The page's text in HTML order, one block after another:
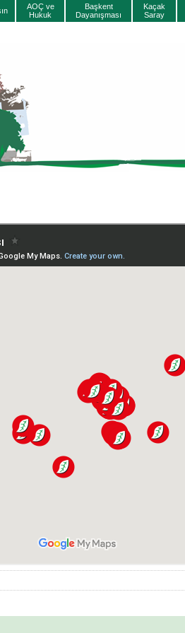
AOÇ ve
Hukuk
Başkent
Dayanışması
Kaçak
Saray